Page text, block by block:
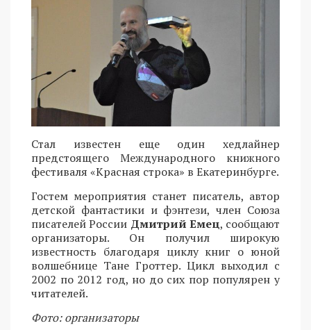
Стал известен еще один хедлайнер
предстоящего Международного книжного
фестиваля «Красная строка» в Екатеринбурге.
Гостем мероприятия станет писатель, автор
детской фантастики и фэнтези, член Союза
писателей России Дмитрий Емец, сообщают
организаторы. Он получил широкую
известность благодаря циклу книг о юной
волшебнице Тане Гроттер. Цикл выходил с
2002 по 2012 год, но до сих пор популярен у
читателей.
Фото: организаторы